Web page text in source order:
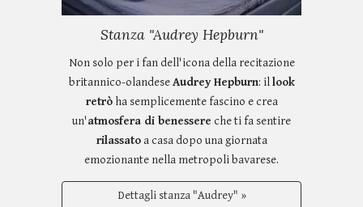
Stanza "Audrey Hepburn"
Non solo per i fan dell'icona della recitazione
britannico-olandeseAudrey Hepburn: illook
retròha semplicemente fascino e crea
un'atmosfera di benessere che ti fa sentire
rilassatoa casa dopo una giornata
emozionante nella metropoli bavarese.
Dettagli stanza "Audrey" »